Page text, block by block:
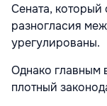
Сената, который
разногласия
урегулированы.
Однако главным
плотный